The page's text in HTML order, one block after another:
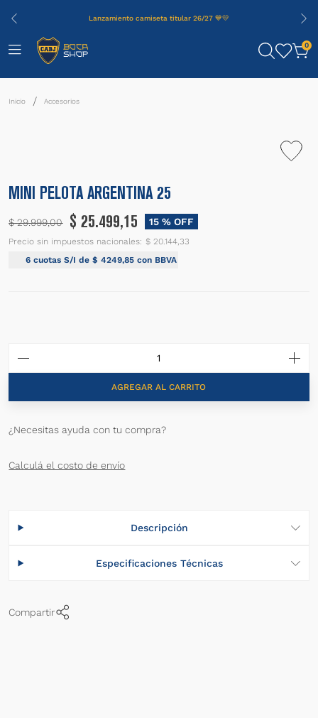
Lanzamiento camiseta titular 26/27 💙💛
0
Accesorios
MINI PELOTA ARGENTINA 25
$ 29.999,00 $ 25.499,15 15 % OFF
Precio sin impuestos nacionales: $ 20.144,33
6 cuotas S/I de$ 4249,85 con BBVA
AGREGAR AL CARRITO
¿Necesitas ayuda con tu compra?
Calculá el costo de envío
Descripción
Especificaciones Técnicas
Compartir